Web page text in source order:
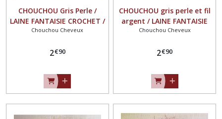
CHOUCHOU Gris Perle /
LAINE FANTAISIE CROCHET /
ÉLASTIQUE CHEVEUX queue
Chouchou Cheveux
2€90
CHOUCHOU gris perle et fil
argent / LAINE FANTAISIE
CROCHET / ÉLASTIQUE
Chouchou Cheveux
2€90